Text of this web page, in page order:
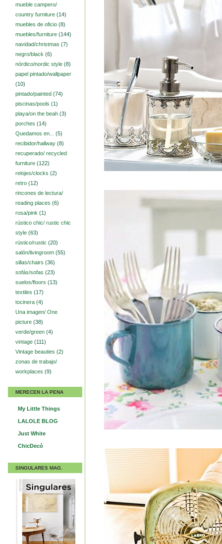
mueble campero/
country furniture (14)
muebles de oficio (8)
muebles/furniture (144)
navidad/christmas (7)
negro/black (6)
nórdico/nordic style (8)
papel pintado/wallpaper
(10)
pintado/painted (74)
piscinas/pools (1)
playa/on the beah (3)
porches (14)
Quedamos en... (5)
recibidor/hallway (8)
recuperado/ recycled
furniture (122)
relojes/clocks (2)
retro (12)
rincones de lectura/
reading places (6)
rosa/pink (1)
rústico chic/ rustic chic
style (63)
rústico/rustic (20)
salón/livingroom (55)
sillas/chairs (36)
sofás/sofas (23)
suelos/floors (13)
textiles (17)
tocinera (4)
Una imagen/ One
picture (38)
verde/green (4)
vintage (111)
Vintage beauties (2)
zonas de trabajo/
workplaces (9)
MERECEN LA PENA
My Little Things
LALOLE BLOG
Just White
ChicDecó
SINGULARES MAG.